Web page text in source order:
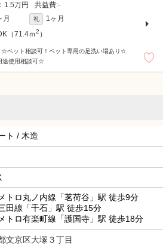
1.5万円 -
月 礼
1ヶ月
（71.4ｍ2 ）
☆ペット相談可！ペット専用の足洗い場あり☆
途使用相談可☆
ト / 木造
トロ丸ノ内線「茗荷谷」駅 徒歩9分
田線「千石」駅 徒歩15分
トロ有楽町線「護国寺」駅 徒歩18分
文京区大塚３丁目